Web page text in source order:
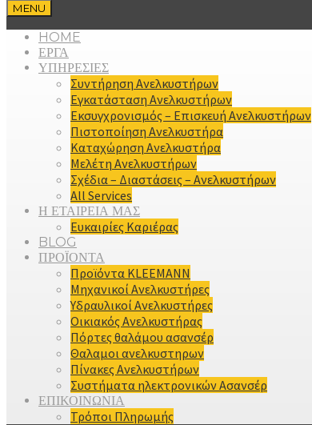
MENU
HOME
ΕΡΓΑ
ΥΠΗΡΕΣΙΕΣ
Συντήρηση Ανελκυστήρων
Εγκατάσταση Ανελκυστήρων
Εκσυγχρονισμός – Επισκευή Ανελκυστήρων
Πιστοποίηση Ανελκυστήρα
Καταχώρηση Ανελκυστήρα
Μελέτη Ανελκυστήρων
Σχέδια – Διαστάσεις – Ανελκυστήρων
All Services
Η ΕΤΑΙΡΕΙΑ ΜΑΣ
Ευκαιρίες Καριέρας
BLOG
ΠΡΟΪΟΝΤΑ
Προϊόντα KLEEMANN
Μηχανικοί Ανελκυστήρες
Υδραυλικοί Ανελκυστήρες
Οικιακός Ανελκυστήρας
Πόρτες θαλάμου ασανσέρ
Θαλαμοι ανελκυστηρων
Πίνακες Ανελκυστήρων
Συστήματα ηλεκτρονικών Ασανσέρ
ΕΠΙΚΟΙΝΩΝΙΑ
Τρόποι Πληρωμής